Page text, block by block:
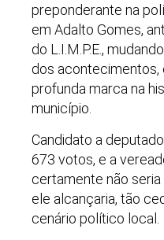
preponderante na
em Adalto Gomes,
do L.I.M.P.E.,
dos acontecimentos,
profunda marca na
município.
Candidato a
673 votos, e a
certamente não seria
ele alcançaria, tão
cenário político local.